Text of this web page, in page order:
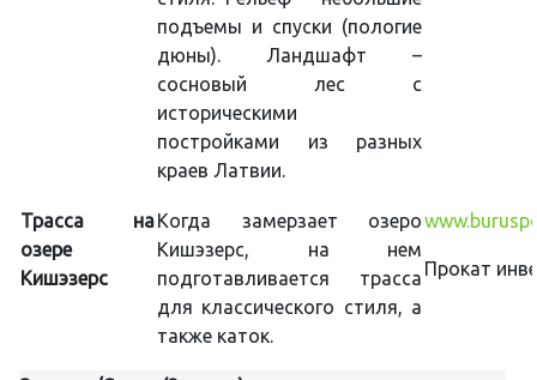
подъемы и спуски (пологие
дюны). Ландшафт –
сосновый лес с
историческими
постройками из разных
краев Латвии.
Трасса на
озере
Кишэзерс
Когда замерзает озеро
Кишэзерс, на нем
подготавливается трасса
для классического стиля, а
также каток.
Прокат